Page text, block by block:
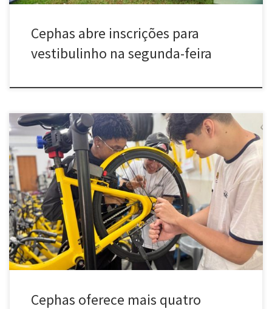
Cephas abre inscrições para
vestibulinho na segunda-feira
[…]
Cephas oferece mais quatro